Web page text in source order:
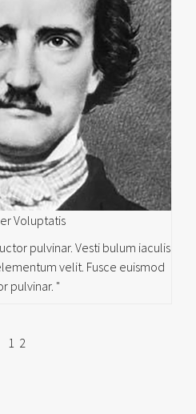
Voluptatis
pulvinar. Vesti bulum iaculis
velit. Fusce euismod
pulvinar. "
1 2